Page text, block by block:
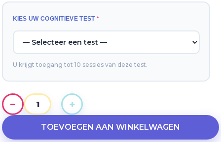
KIES UW COGNITIEVE TEST *
U krijgt toegang tot 10 sessies van deze test.
−
Toegangstest
Solo
+
TOEVOEGEN AAN WINKELWAGEN